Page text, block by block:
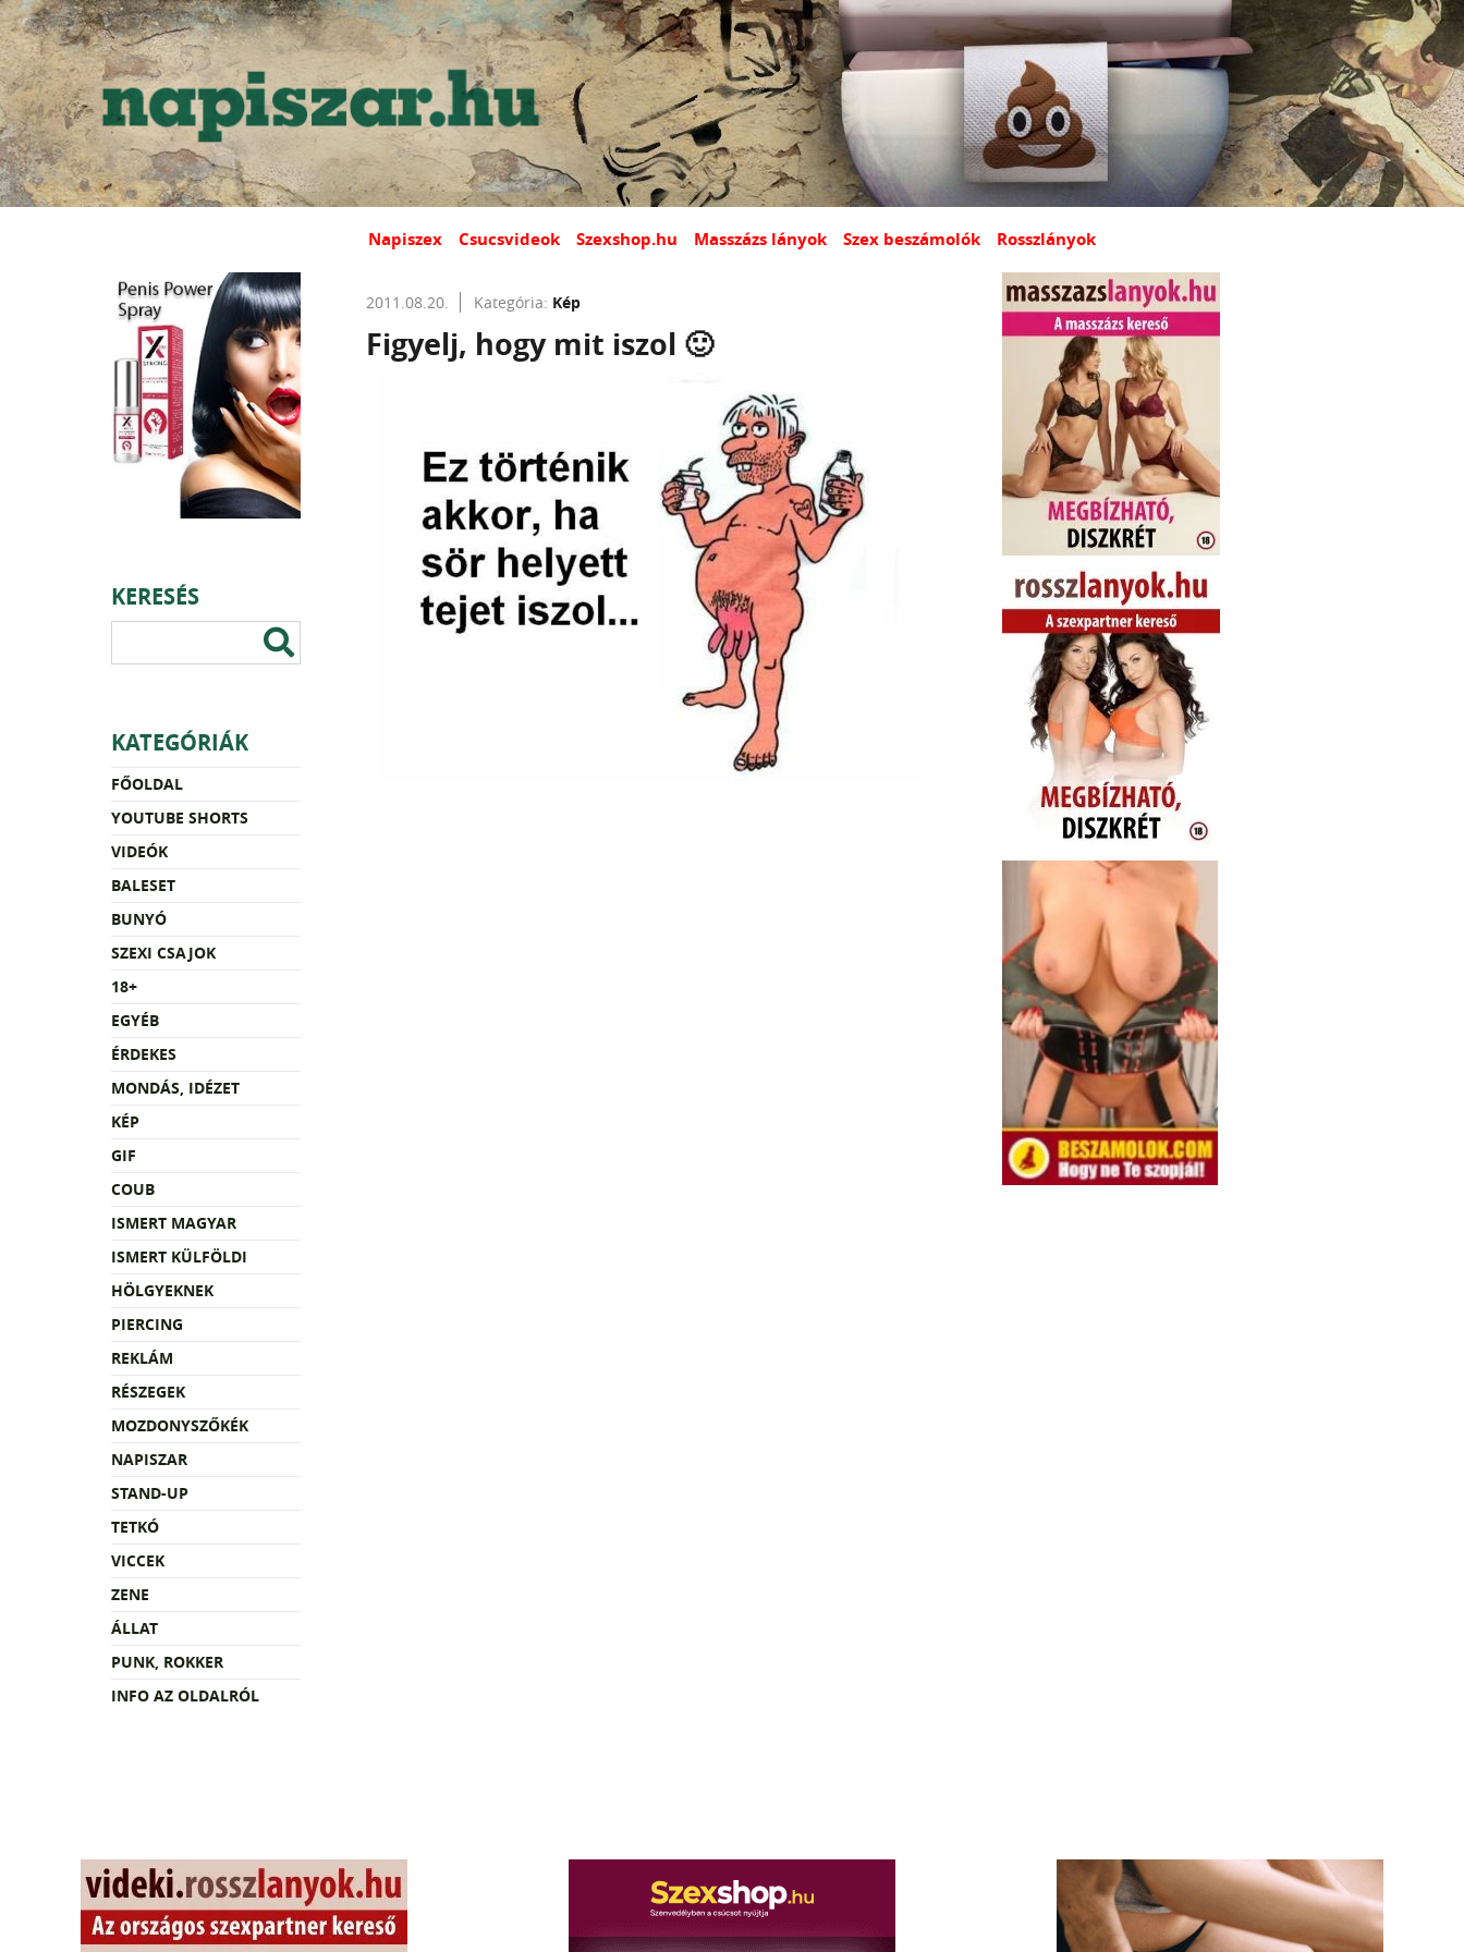
Napiszex Csucsvideok Szexshop.hu Masszázs lányok Szex beszámolók Rosszlányok
KERESÉS
KATEGÓRIÁK
FŐOLDAL
YOUTUBE SHORTS
VIDEÓK
BALESET
BUNYÓ
SZEXI CSAJOK
18+
EGYÉB
ÉRDEKES
MONDÁS, IDÉZET
KÉP
GIF
COUB
ISMERT MAGYAR
ISMERT KÜLFÖLDI
HÖLGYEKNEK
PIERCING
REKLÁM
RÉSZEGEK
MOZDONYSZŐKÉK
NAPISZAR
STAND-UP
TETKÓ
VICCEK
ZENE
ÁLLAT
PUNK, ROKKER
INFO AZ OLDALRÓL
2011.08.20. Kategória: Kép
Figyelj, hogy mit iszol 🙂